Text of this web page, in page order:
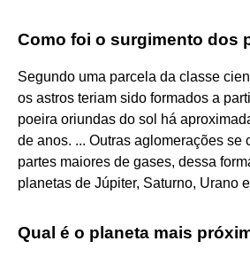
Como foi o surgimento dos
Segundo uma parcela da classe
os astros teriam sido formados a
poeira oriundas do sol há
de anos. ... Outras aglomerações se
partes maiores de gases, dessa
planetas de Júpiter, Saturno, Urano
Qual é o planeta mais